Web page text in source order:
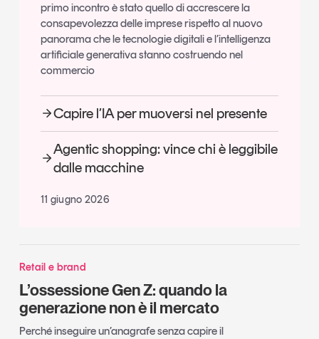
primo incontro è stato quello di accrescere la
consapevolezza delle imprese rispetto al nuovo
panorama che le tecnologie digitali e l’intelligenza
artificiale generativa stanno costruendo nel
commercio
Capire l’IA per muoversi nel presente
Agentic shopping: vince chi è leggibile
dalle macchine
11 giugno 2026
Retail e brand
L’ossessione Gen Z: quando la
generazione non è il mercato
Perché inseguire un’anagrafe senza capire il